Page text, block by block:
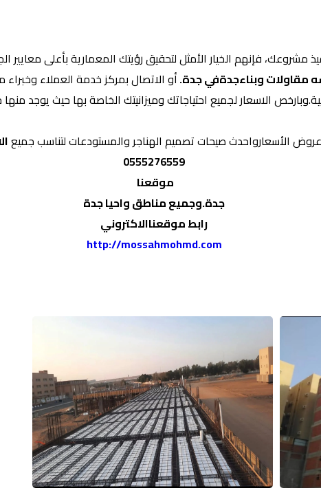
مشروعك، فإنهم الخيار الأمثل لتحقيق رؤيتك المعمارية بأعلى معايير
مقاولات وبناءجدةفي جدة.أو الاتصال بمركز خدمة العملاء
الاسعار لجميع احتياجاتك وميزانيتك الخاصة بها حيث يوجد
الأسعارواحدث صيحات تصميم الهناجر والمستودعات لتناسب جميع
0555276559
موقعنا
جدة.وجميع مناطق واحيا جدة
رابط موقعناالاكتروني
http://mossahmohmd.com